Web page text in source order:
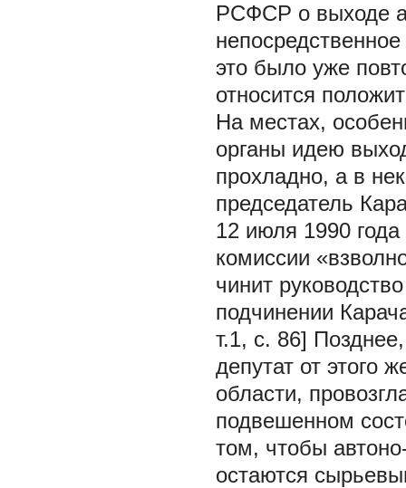
РСФСР о выходе
это было уже
относится
На местах,
органы идею
прохладно, а в
председатель
12 июля 1990
комиссии
чинит
подчинении
т.1, с. 86]
депутат от этого
области,
подвешенном
том, чтобы
остаются